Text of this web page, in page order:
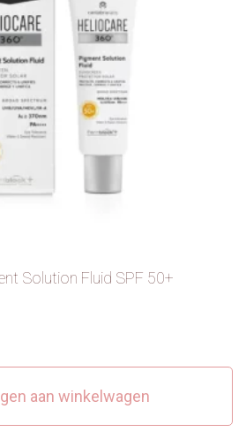
Solution Fluid SPF 50+
aan winkelwagen